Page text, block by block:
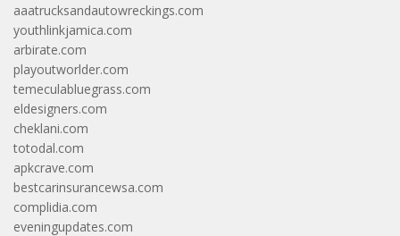
aaatrucksandautowreckings.com
youthlinkjamica.com
arbirate.com
playoutworlder.com
temeculabluegrass.com
eldesigners.com
cheklani.com
totodal.com
apkcrave.com
bestcarinsurancewsa.com
complidia.com
eveningupdates.com